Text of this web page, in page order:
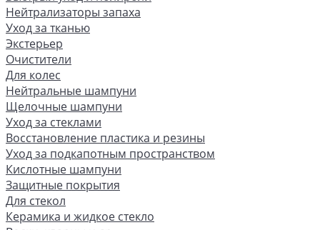
Нейтрализаторы запаха
Уход за тканью
Экстерьер
Очистители
Для колес
Нейтральные шампуни
Щелочные шампуни
Уход за стеклами
Восстановление пластика и резины
Уход за подкапотным пространством
Кислотные шампуни
Защитные покрытия
Для стекол
Керамика и жидкое стекло